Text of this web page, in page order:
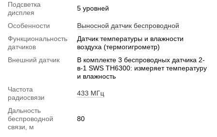
Подсветка
дисплея
5 уровней
Особенности
Выносной датчик беспроводной
Функциональность
датчиков
Датчик температуры и влажности
воздуха (термогигрометр)
Внешний датчик
В комплекте 3 беспроводных датчика 2-
в-1 SWS TH6300: измеряет температуру
и влажность
Частота
радиосвязи
433 МГц
Дальность
беспроводной
связи, м
80